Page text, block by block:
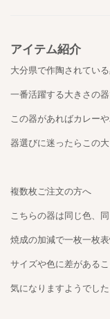
アイテム紹介
大分県で作陶されてい
一番活躍する大きさの
この器があればカレー
器選びに迷ったらこの
複数枚ご注文の方へ
こちらの器は同じ色、同
焼成の加減で一枚一枚
サイズや色に差がある
気になりますようでし